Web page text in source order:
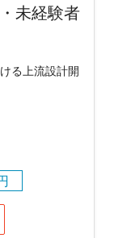
未経験者
る上流設計開